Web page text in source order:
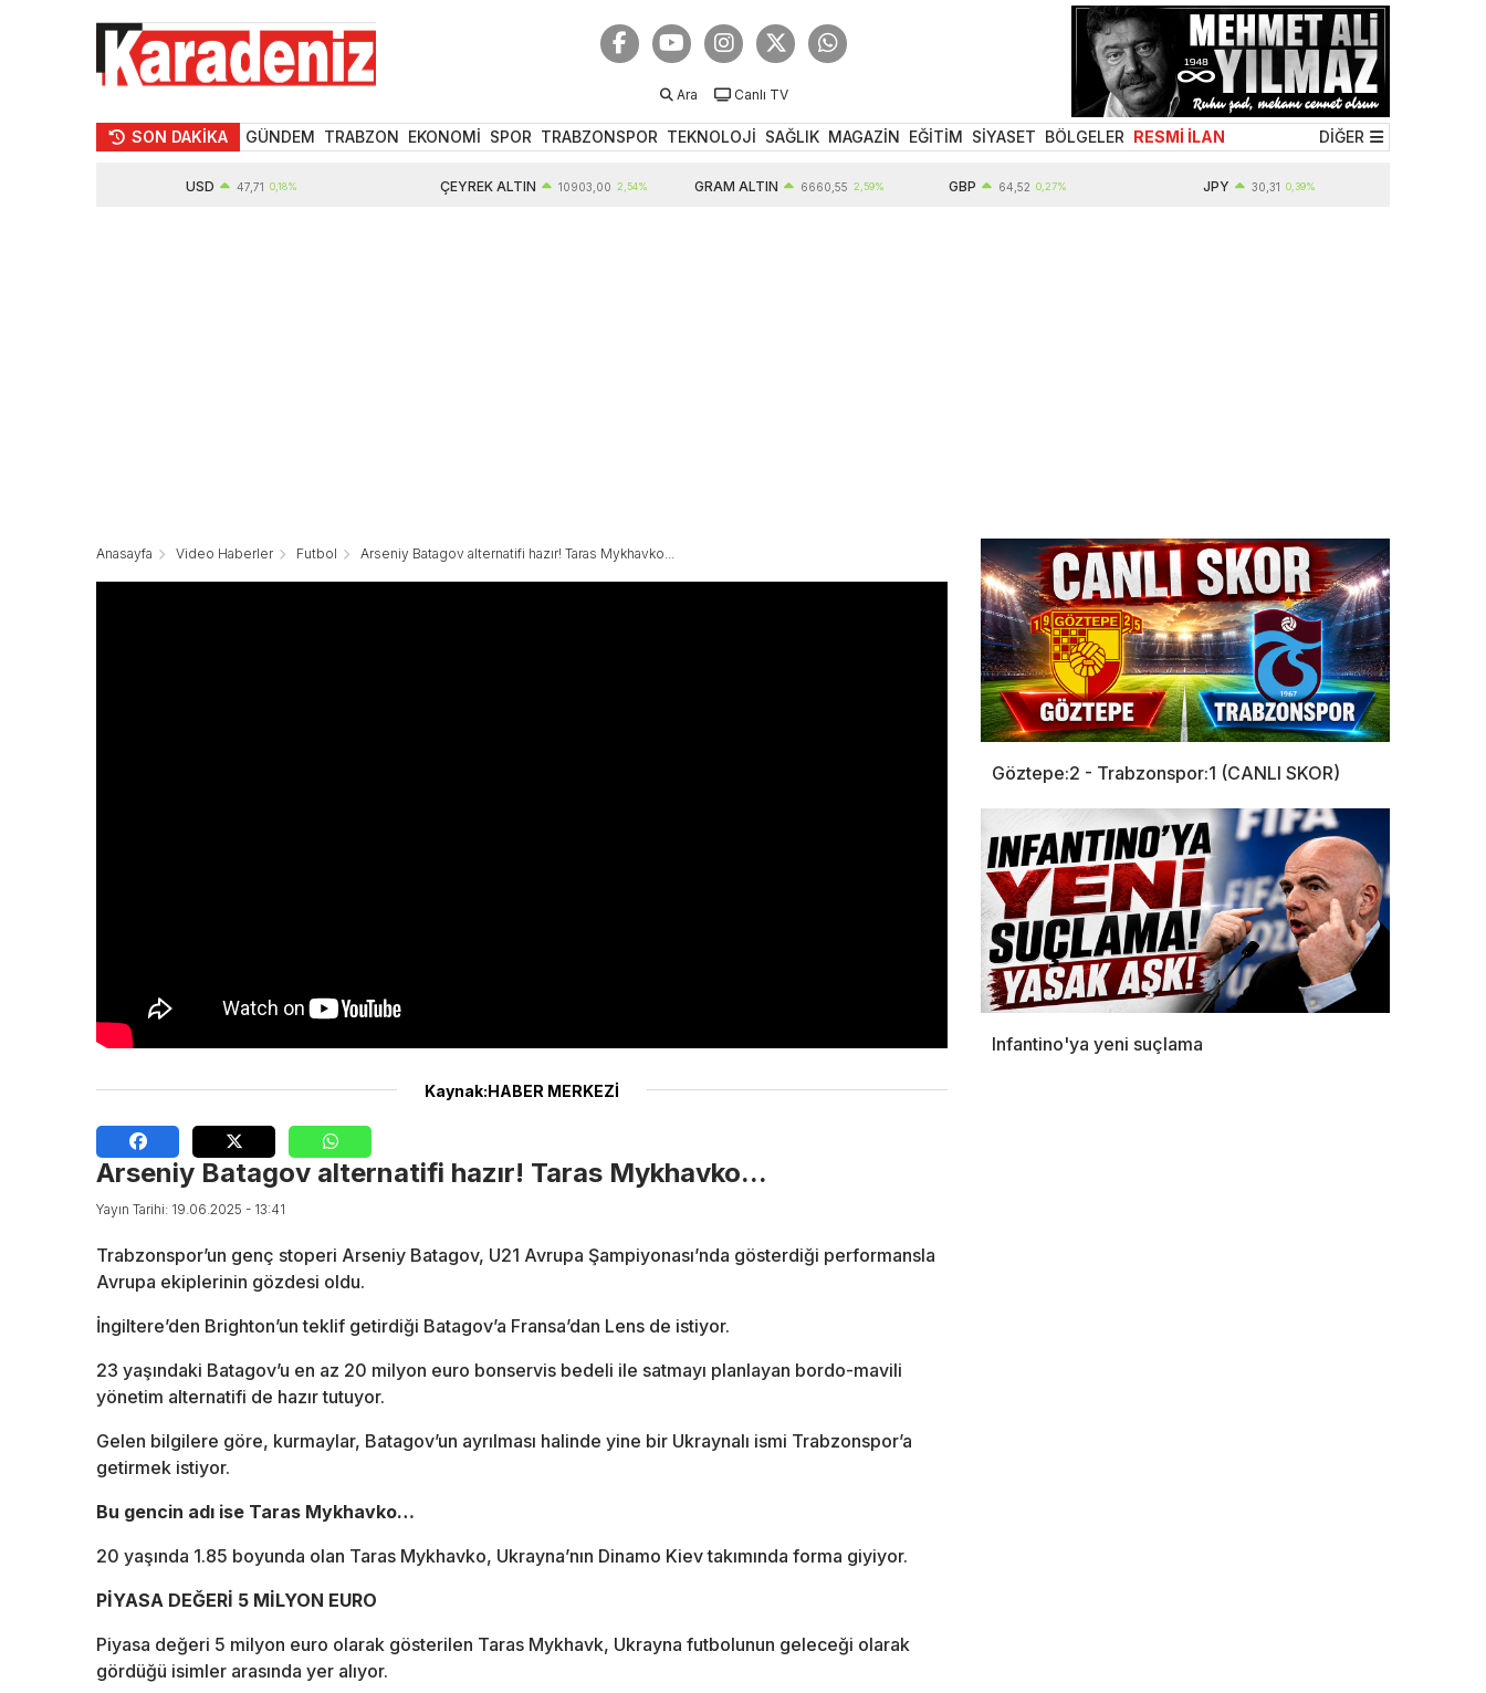
Ara Canlı TV
SON DAKİKA GÜNDEM TRABZON EKONOMİ SPOR TRABZONSPOR TEKNOLOJİ SAĞLIK MAGAZİN EĞİTİM SİYASET BÖLGELER RESMİ İLAN DİĞER
47,71 0,18% ÇEYREK ALTIN 10903,00 2,54% GRAM ALTIN 6660,55 2,59% 64,52 0,27% 30,31 0,39%
Anasayfa Video Haberler Futbol Arseniy Batagov alternatifi hazır! Taras Mykhavko...
Kaynak:HABER MERKEZİ
Arseniy Batagov alternatifi hazır! Taras Mykhavko...
Yayın Tarihi: 19.06.2025 - 13:41
Trabzonspor’un genç stoperi Arseniy Batagov, U21 Avrupa Şampiyonası’nda gösterdiği performansla
Avrupa ekiplerinin gözdesi oldu.
İngiltere’den Brighton’un teklif getirdiği Batagov’a Fransa’dan Lens de istiyor.
23 yaşındaki Batagov’u en az 20 milyon euro bonservis bedeli ile satmayı planlayan bordo-mavili
yönetim alternatifi de hazır tutuyor.
Gelen bilgilere göre, kurmaylar, Batagov’un ayrılması halinde yine bir Ukraynalı ismi Trabzonspor’a
getirmek istiyor.
Bu gencin adı ise Taras Mykhavko…
20 yaşında 1.85 boyunda olan Taras Mykhavko, Ukrayna’nın Dinamo Kiev takımında forma giyiyor.
PİYASA DEĞERİ 5 MİLYON EURO
Piyasa değeri 5 milyon euro olarak gösterilen Taras Mykhavk, Ukrayna futbolunun geleceği olarak
gördüğü isimler arasında yer alıyor.
Göztepe:2 - Trabzonspor:1 (CANLI SKOR)
Infantino'ya yeni suçlama